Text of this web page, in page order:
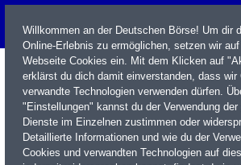
Name / WKN / ISIN / Kürzel
Willkommen an der Deutschen Börse! Um dir
Online-Erlebnis zu ermöglichen, setzen wir
Webseite Cookies ein. Mit dem Klicken auf
erklärst du dich damit einverstanden, dass wir
verwandte Technologien verwenden dürfen.
"Einstellungen" kannst du der Verwendung der
Dienste im Einzelnen zustimmen oder
Detaillierte Informationen und wie du der
Cookies und verwandten Technologien auf